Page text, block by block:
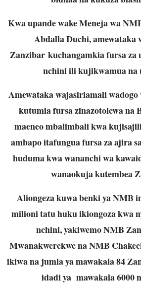
Kwa upande wake Meneja wa
Abdalla Duchi, amewataka
Zanzibar kuchangamkia fursa za
nchini ili kujikwamua na
Amewataka wajasiriamali wadogo
kutumia fursa zinazotolewa na
maeneo mbalimbali kwa
ambapo itafungua fursa za ajira
huduma kwa wananchi wa
wanaokuja kutembea
Aliongeza kuwa benki ya NMB
milioni tatu huku ikiongoza kwa
nchini, yakiwemo NMB
Mwanakwerekwe na NMB
ikiwa na jumla ya mawakala 84
idadi ya mawakala 6000